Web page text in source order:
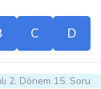
C D
2. Dönem 15. Soru